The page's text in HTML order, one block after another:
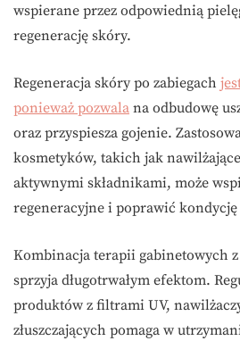
wspierane przez odpowiednią
regenerację skóry.
Regeneracja skóry po zabiegach
ponieważ pozwala na odbudowę
oraz przyspiesza gojenie.
kosmetyków, takich jak
aktywnymi składnikami, może
regeneracyjne i poprawić
Kombinacja terapii gabinetowych
sprzyja długotrwałym efektom.
produktów z filtrami UV,
złuszczających pomaga w